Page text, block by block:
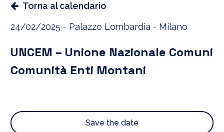
Torna al calendario
24/02/2025 - Palazzo Lombardia - Milano
UNCEM – Unione Nazionale Comuni
Comunità Enti Montani
Save the date